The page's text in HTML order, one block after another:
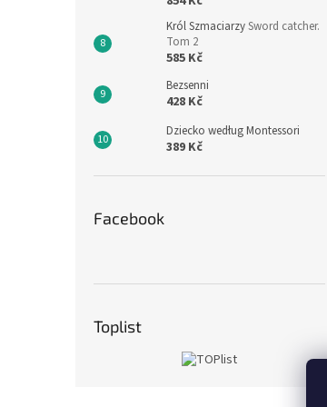
Król SzmaciarzySword catcher.
Tom 2
585 Kč
Bezsenni
428 Kč
Dziecko według Montessori
389 Kč
Facebook
Toplist